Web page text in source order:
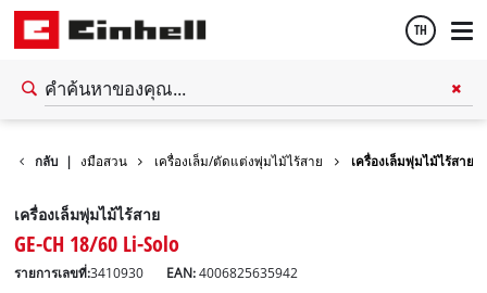
TH
กลับ |
เครื่องมือสวน เครื่องเล็ม/ตัดแต่งพุ่มไม้ไร้สาย เครื่องเล็มพุ่มไม้ไร้สาย
เครื่องเล็มพุ่มไม้ไร้สาย
GE-CH 18/60 Li-Solo
รายการเลขที่:3410930 EAN:4006825635942